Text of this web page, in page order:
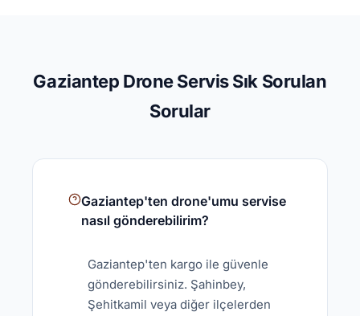
Gaziantep Drone Servis Sık Sorulan
Sorular
Gaziantep'ten drone'umu servise
nasıl gönderebilirim?
Gaziantep'ten kargo ile güvenle
gönderebilirsiniz. Şahinbey,
Şehitkamil veya diğer ilçelerden